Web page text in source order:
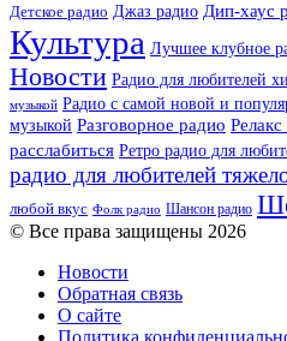
Детское радио Джаз радио Дип-хаус
Культура Лучшее клубное
Новости Радио для любителей
музыкой Радио с самой новой и
музыкой Разговорное радио
расслабиться Ретро радио для
радио для любителей
любой вкус Фолк радио Шансон радио
© Все права защищены 2026
Новости
Обратная связь
О сайте
Политика